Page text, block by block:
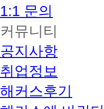
1:1 문의
커뮤니티
공지사항
취업정보
해커스후기